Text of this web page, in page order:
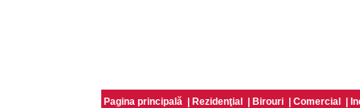
Pagina principală Rezidenţial Birouri Comercial